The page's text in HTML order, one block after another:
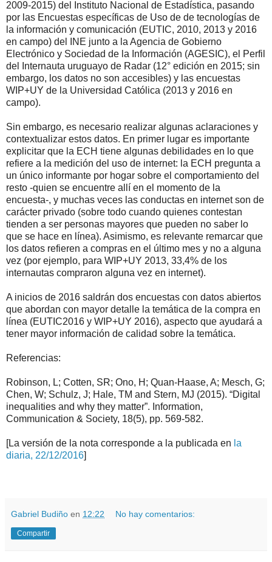
2009-2015) del Instituto Nacional de Estadística, pasando
por las Encuestas específicas de Uso de de tecnologías de
la información y comunicación (EUTIC, 2010, 2013 y 2016
en campo) del INE junto a la Agencia de Gobierno
Electrónico y Sociedad de la Información (AGESIC), el Perfil
del Internauta uruguayo de Radar (12° edición en 2015; sin
embargo, los datos no son accesibles) y las encuestas
WIP+UY de la Universidad Católica (2013 y 2016 en
campo).
Sin embargo, es necesario realizar algunas aclaraciones y
contextualizar estos datos. En primer lugar es importante
explicitar que la ECH tiene algunas debilidades en lo que
refiere a la medición del uso de internet: la ECH pregunta a
un único informante por hogar sobre el comportamiento del
resto -quien se encuentre allí en el momento de la
encuesta-, y muchas veces las conductas en internet son de
carácter privado (sobre todo cuando quienes contestan
tienden a ser personas mayores que pueden no saber lo
que se hace en línea). Asimismo, es relevante remarcar que
los datos refieren a compras en el último mes y no a alguna
vez (por ejemplo, para WIP+UY 2013, 33,4% de los
internautas compraron alguna vez en internet).
A inicios de 2016 saldrán dos encuestas con datos abiertos
que abordan con mayor detalle la temática de la compra en
línea (EUTIC2016 y WIP+UY 2016), aspecto que ayudará a
tener mayor información de calidad sobre la temática.
Referencias:
Robinson, L; Cotten, SR; Ono, H; Quan-Haase, A; Mesch, G;
Chen, W; Schulz, J; Hale, TM and Stern, MJ (2015). “Digital
inequalities and why they matter”. Information,
Communication & Society, 18(5), pp. 569-582.
[La versión de la nota corresponde a la publicada en la
diaria, 22/12/2016]
Gabriel Budiño en 12:22 No hay comentarios:
Compartir